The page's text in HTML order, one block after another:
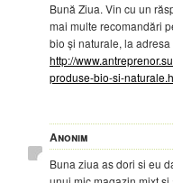
Bună Ziua. Vin cu un
mai multe recomandări
bio și naturale, la adresa
http://
produse-bio-si-
Anonim
Buna ziua as dori si eu